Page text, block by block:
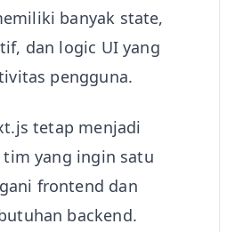
banyak state,
dan logic UI yang
pengguna.
tetap menjadi
yang ingin satu
frontend dan
backend.